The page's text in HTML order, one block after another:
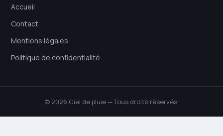
Accueil
Contact
Mentions légales
Politique de confidentialité
© 2026 Ciel de pluie — Tous droits réservés.